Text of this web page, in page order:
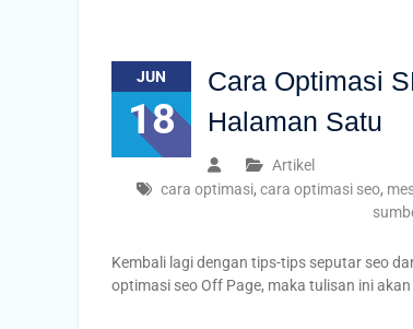
JUN
18
Cara Optimasi
Halaman Satu
Artikel
cara optimasi, cara optimasi seo,
Kembali lagi dengan tips-tips seputar seo
optimasi seo Off Page, maka tulisan ini